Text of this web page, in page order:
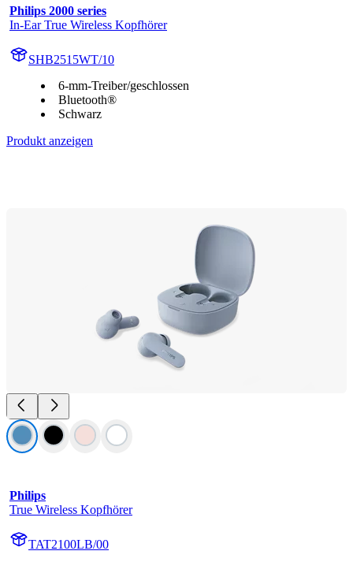
Philips 2000 series
In-Ear True Wireless Kopfhörer
SHB2515WT/10
6-mm-Treiber/geschlossen
Bluetooth®
Schwarz
Produkt anzeigen
Philips
True Wireless Kopfhörer
TAT2100LB/00